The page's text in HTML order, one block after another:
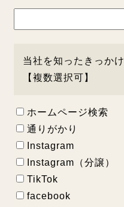
当社を知ったきっかけ
【複数選択可】
ホームページ検索
通りがかり
Instagram
Instagram（分譲）
TikTok
facebook